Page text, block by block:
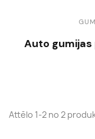
Auto gumijas
Attēlo 1-2 no 2